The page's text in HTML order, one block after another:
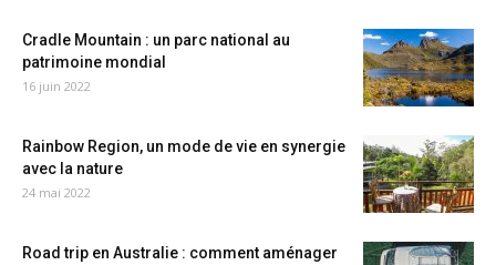
Cradle Mountain : un parc national au
patrimoine mondial
16 juin 2022
Rainbow Region, un mode de vie en synergie
avec la nature
24 mai 2022
Road trip en Australie : comment aménager